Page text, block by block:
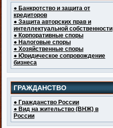
● Банкротство и защита от
кредиторов
● Защита авторских прав и
интеллектуальной собственности
● Корпоративные споры
● Налоговые споры
● Хозяйственные споры
● Юридическое сопровождение
бизнеса
ГРАЖДАНСТВО
● Гражданство России
● Вид на жительство (ВНЖ) в
России